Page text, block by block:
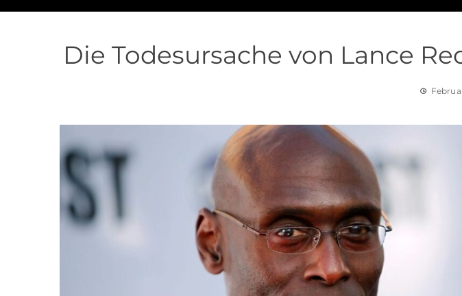
Die Todesursache von Lance